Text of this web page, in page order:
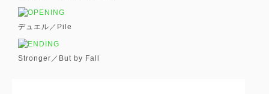
デュエル／Pile
Stronger／But by Fall